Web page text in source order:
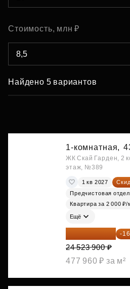
Стоимость, млн ₽
Найдено 5 вариантов
1-комнатная,
ЖК Скай Гарден, 2
этаж, №389
1 кв 2027
Предчистовая
Квартира за 2 000 ₽/
Ещё
20 600 076 ₽ -
24 523 900 ₽
477 960 ₽ за м²